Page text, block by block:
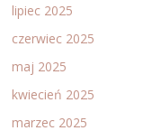
lipiec 2025
czerwiec 2025
maj 2025
kwiecień 2025
marzec 2025